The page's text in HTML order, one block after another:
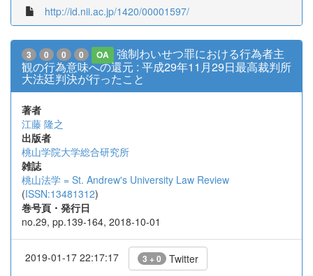
http://id.nii.ac.jp/1420/00001597/
3 0 0 0 OA
強制わいせつ罪における行為者主
観の行為意味への還元 : 平成29年11月29日最高裁判所
大法廷判決が行ったこと
著者
江藤 隆之
出版者
桃山学院大学総合研究所
雑誌
桃山法学 = St. Andrew's University Law Review
(ISSN:13481312)
巻号頁・発行日
no.29, pp.139-164, 2018-10-01
2019-01-17 22:17:17 3 + 0 Twitter